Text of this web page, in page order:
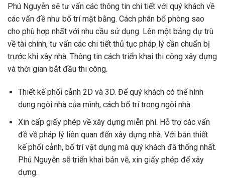
Phú Nguyễn sẽ tư vấn các thông tin chi tiết với quý khách về
các vấn đề như bố trí mặt bằng. Cách phân bổ phòng sao
cho phù hợp nhất với nhu cầu sử dụng. Lên một bảng dự trù
về tài chính, tư vấn các chi tiết thủ tục pháp lý cần chuẩn bị
trước khi xây nhà. Thông tin cách triển khai thi công xây dựng
và thời gian bắt đầu thi công.
Thiết kế phối cảnh 2D và 3D. Để quý khách có thể hình
dung ngôi nhà của mình, cách bố trí trong ngôi nhà.
Xin cấp giấy phép về xây dựng miễn phí. Hỗ trợ các vấn
đề về pháp lý liên quan đến xây dựng nhà. Với bản thiết
kế phối cảnh, bố trí vật dụng mà quý khách đã thống nhất.
Phú Nguyễn sẽ triển khai bản vẽ, xin giấy phép để xây
dựng.